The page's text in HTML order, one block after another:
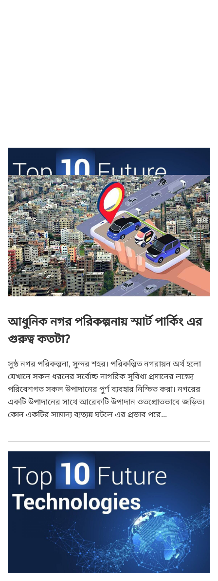
যে ১০ প্রযুক্তি বদলে দিবে আগামীর বিশ্ব!
আধুনিক নগর পরিকল্পনায় স্মার্ট পার্কিং এর
গুরুত্ব কতটা?
সুষ্ঠ নগর পরিকল্পনা, সুন্দর শহর। পরিকল্পিত নগরায়ন অর্থ হলো
যেখানে সকল ধরনের সর্বোচ্চ নাগরিক সুবিধা প্রদানের লক্ষ্যে
পরিবেশগত সকল উপাদানের পুর্ণ ব্যবহার নিশ্চিত করা। নগরের
একটি উপাদানের সাথে আরেকটি উপাদান ওতপ্রোতভাবে জড়িত।
কোন একটির সামান্য ব্যত্যয় ঘটলে এর প্রভাব পরে...